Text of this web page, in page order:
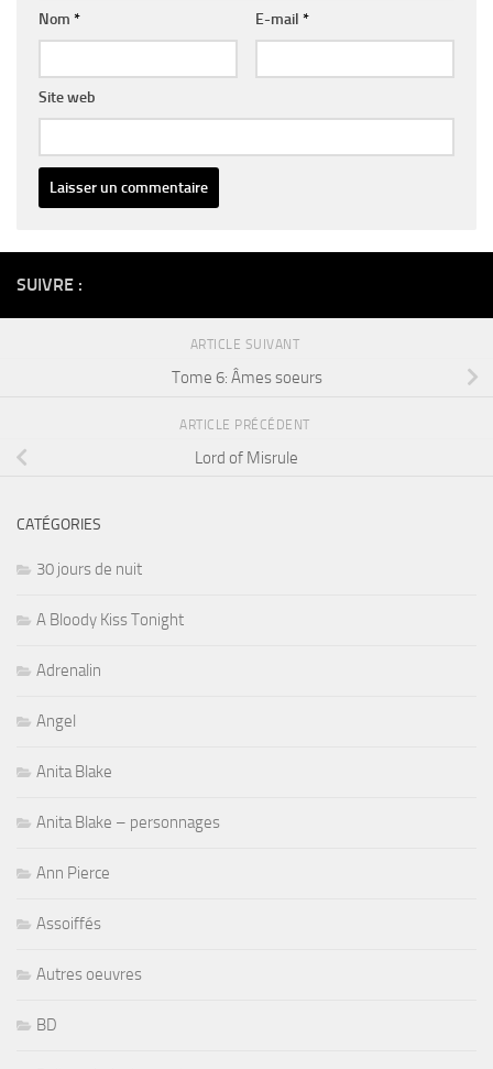
Nom * E-mail *
Site web
SUIVRE :
ARTICLE SUIVANT
Tome 6: Âmes soeurs
ARTICLE PRÉCÉDENT
Lord of Misrule
CATÉGORIES
30 jours de nuit
A Bloody Kiss Tonight
Adrenalin
Angel
Anita Blake
Anita Blake – personnages
Ann Pierce
Assoiffés
Autres oeuvres
BD